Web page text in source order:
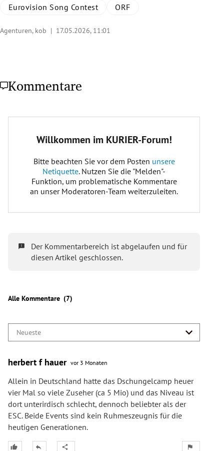
Eurovision Song Contest ORF
Agenturen, kob | 17.05.2026, 11:01
Kommentare